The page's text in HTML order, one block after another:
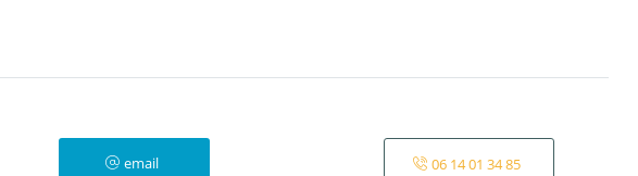
email 06 14 01 34 85